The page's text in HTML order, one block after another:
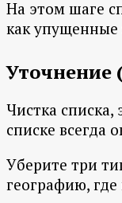
На этом шаге
как упущенные
Уточнение
Чистка
списке всегда
Уберите три
географию,